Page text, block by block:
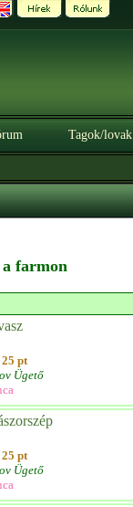
Tagok/lovak
a farmon
25 pt
Ügető
25 pt
Ügető